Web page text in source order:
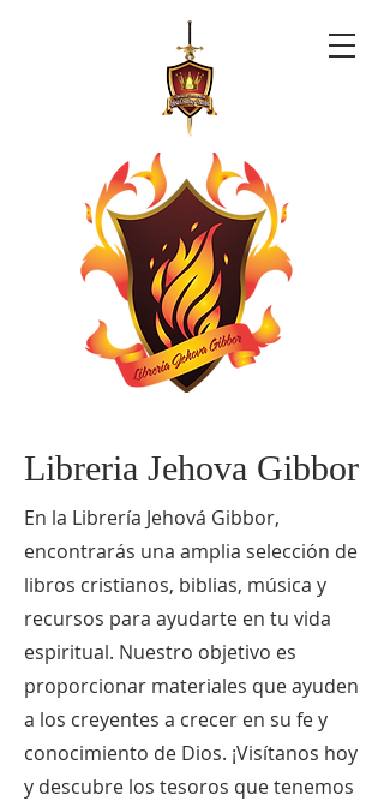
Libreria Jehova Gibbor
En la Librería Jehová Gibbor,
encontrarás una amplia selección de
libros cristianos, biblias, música y
recursos para ayudarte en tu vida
espiritual. Nuestro objetivo es
proporcionar materiales que ayuden
a los creyentes a crecer en su fe y
conocimiento de Dios. ¡Visítanos hoy
y descubre los tesoros que tenemos